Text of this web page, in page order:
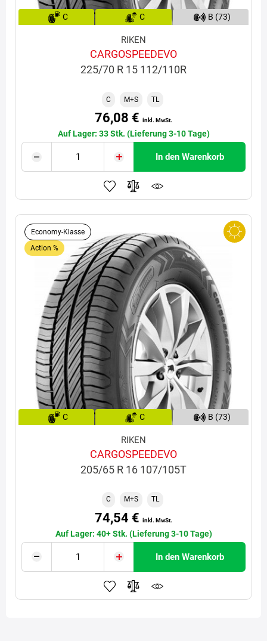
C C B (73)
RIKEN
CARGOSPEEDEVO
225/70 R 15 112/110R
C M+S TL
76,08 € inkl. MwSt.
Auf Lager: 33 Stk. (Lieferung 3-10 Tage)
In den Warenkorb
Economy-Klasse
Action %
C C B (73)
RIKEN
CARGOSPEEDEVO
205/65 R 16 107/105T
C M+S TL
74,54 € inkl. MwSt.
Auf Lager: 40+ Stk. (Lieferung 3-10 Tage)
In den Warenkorb